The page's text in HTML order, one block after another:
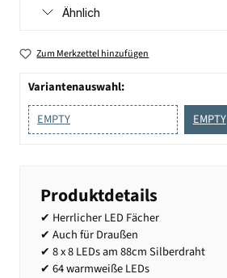
Ähnlich
Zum Merkzettel hinzufügen
Variantenauswahl:
EMPTY
EMPTY
Produktdetails
✔ Herrlicher LED Fächer
✔ Auch für Draußen
✔ 8 x 8 LEDs am 88cm Silberdraht
✔ 64 warmweiße LEDs